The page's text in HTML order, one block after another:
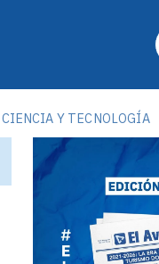
CIENCIA Y TECNOLOGÍA